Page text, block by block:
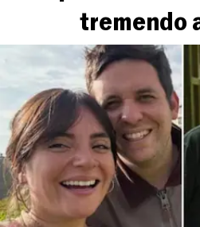
tremendo